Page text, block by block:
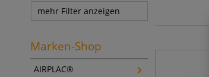
mehr Filter anzeigen
Marken-Shop
AIRPLAC®